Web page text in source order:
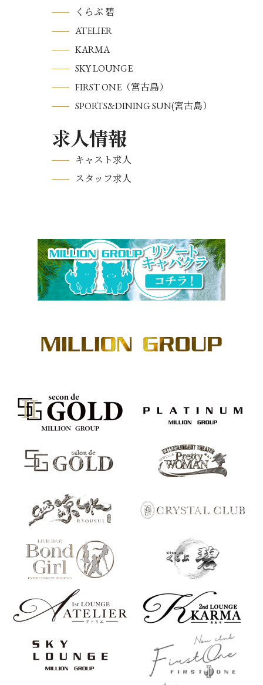
くらぶ 碧
ATELIER
KARMA
SKY LOUNGE
FIRST ONE（宮古島）
SPORTS&DINING SUN(宮古島）
求人情報
キャスト求人
スタッフ求人